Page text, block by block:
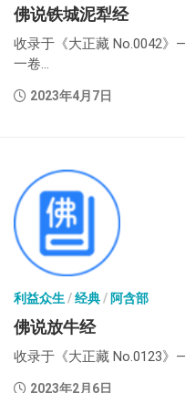
佛说铁城泥犁经
收录于《大正藏 No.0042》
一卷...
2023年4月7日
利益众生 /经典/ 阿含部
佛说放牛经
收录于《大正藏 No.0123》
2023年2月6日